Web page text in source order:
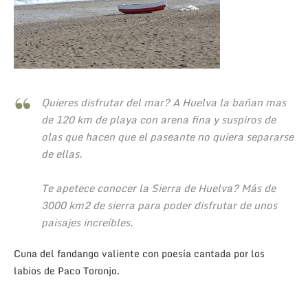
Quieres disfrutar del mar? A Huelva la bañan mas
de 120 km de playa con arena fina y suspiros de
olas que hacen que el paseante no quiera separarse
de ellas.
Te apetece conocer la Sierra de Huelva? Más de
3000 km2 de sierra para poder disfrutar de unos
paisajes increíbles.
Cuna del fandango valiente con poesía cantada por los
labios de Paco Toronjo.